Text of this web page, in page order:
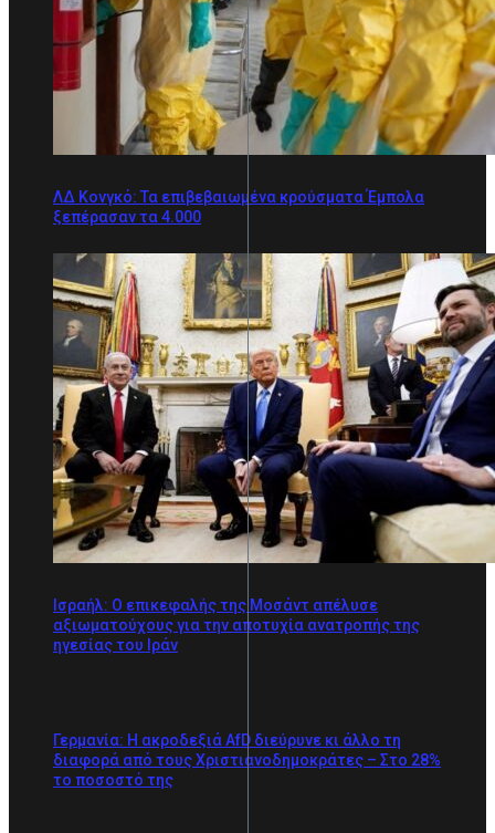
ΛΔ Κονγκό: Τα επιβεβαιωμένα κρούσματα Έμπολα
ξεπέρασαν τα 4.000
Ισραήλ: Ο επικεφαλής της Μοσάντ απέλυσε
αξιωματούχους για την αποτυχία ανατροπής της
ηγεσίας του Ιράν
Γερμανία: Η ακροδεξιά AfD διεύρυνε κι άλλο τη
διαφορά από τους Χριστιανοδημοκράτες – Στο 28%
το ποσοστό της